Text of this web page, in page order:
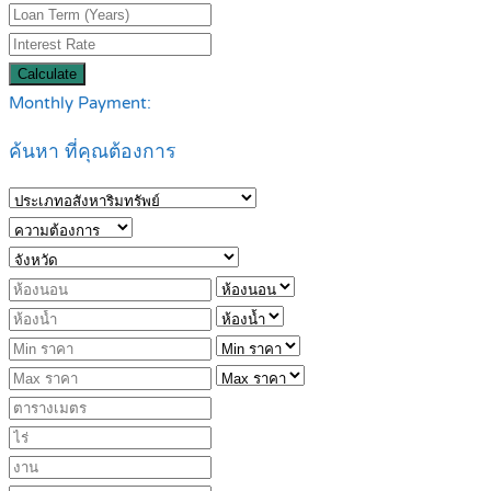
Calculate
Monthly Payment:
ค้นหา ที่คุณต้องการ